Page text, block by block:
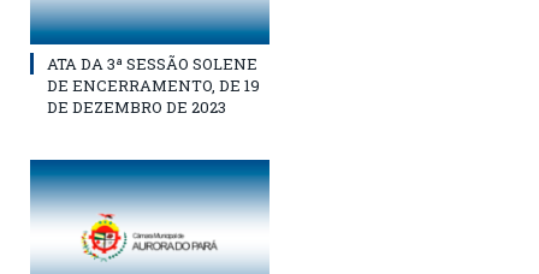
ATA DA 3ª SESSÃO SOLENE
DE ENCERRAMENTO, DE 19
DE DEZEMBRO DE 2023